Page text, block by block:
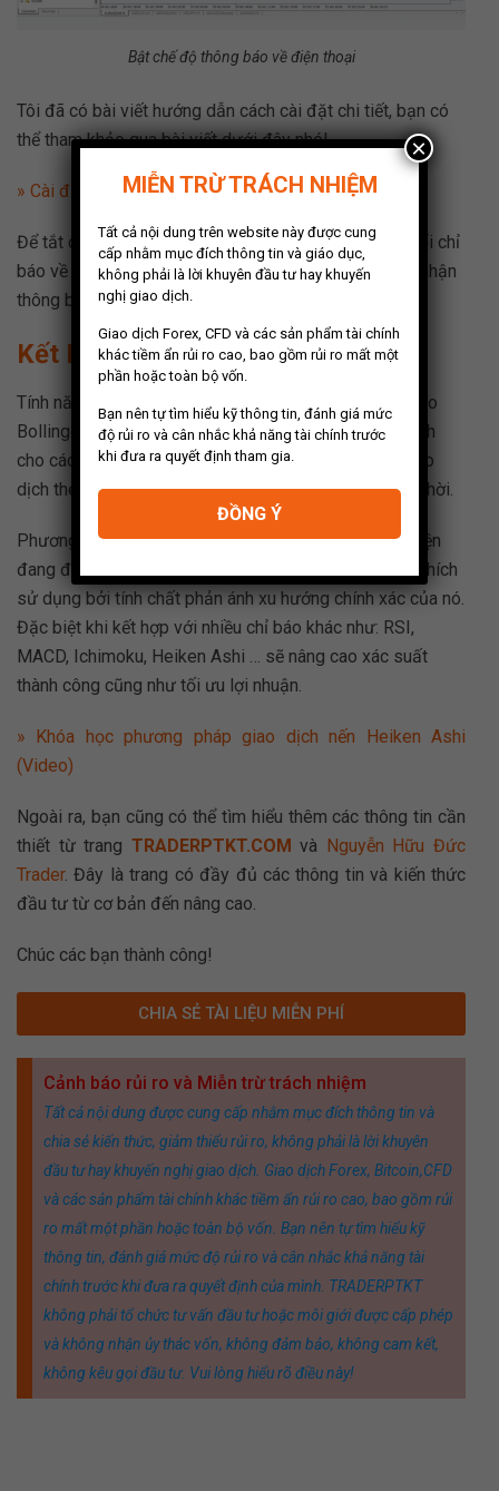
Bật chế độ thông báo về điện thoại
Tôi đã có bài viết hướng dẫn cách cài đặt chi tiết, bạn có
thể tham khảo qua bài viết dưới đây nhé!
» Cài đặt cảnh báo MT4 và MT5 về điện thoại
Để tắt chức năng nhận thông báo, bạn chỉ cần thay đổi chỉ
báo về chế độ mặc định hoặc thay đổi các tính năng nhận
thông báo từTrue sang
Kết Luận
Tính năng nhận thông báo tín hiệu breakout của chỉ báo
Bollinger Bands trên nền tảng MT4-MT5 sẽ rất hữu ích
cho các trader trong việc giao dịch từ đó giúp nhà giao
dịch theo dõi thị trường và đưa ra các quyết định kịp thời.
Phương pháp giao dịch với chỉ báo Bollinger Bandshiện
đang được rất nhiều nhà giao dịch chuyên nghiệp ưa thích
sử dụng bởi tính chất phản ánh xu hướng chính xác của nó.
Đặc biệt khi kết hợp với nhiều chỉ báo khác như: RSI,
MACD, Ichimoku, Heiken Ashi … sẽ nâng cao xác suất
thành công cũng như tối ưu lợi nhuận.
» Khóa học phương pháp giao dịch nến Heiken Ashi
(Video)
Ngoài ra, bạn cũng có thể tìm hiểu thêm các thông tin cần
thiết từ trang TRADERPTKT.COMvà Nguyễn Hữu Đức
Trader. Đây là trang có đầy đủ các thông tin và kiến thức
đầu tư từ cơ bản đến nâng cao.
Chúc các bạn thành công!
CHIA SẺ TÀI LIỆU MIỄN PHÍ
Cảnh báo rủi ro và Miễn trừ trách nhiệm
Tất cả nội dung được cung cấp nhằm mục đích thông tin và
chia sẻ kiến thức, giảm thiểu rủi ro, không phải là lời khuyên
đầu tư hay khuyến nghị giao dịch. Giao dịch Forex, Bitcoin,CFD
và các sản phẩm tài chính khác tiềm ẩn rủi ro cao, bao gồm rủi
ro mất một phần hoặc toàn bộ vốn. Bạn nên tự tìm hiểu kỹ
thông tin, đánh giá mức độ rủi ro và cân nhắc khả năng tài
chính trước khi đưa ra quyết định của mình. TRADERPTKT
không phải tổ chức tư vấn đầu tư hoặc môi giới được cấp phép
và không nhận ủy thác vốn, không đảm bảo, không cam kết,
không kêu gọi đầu tư. Vui lòng hiểu rõ điều này!
MIỄN TRỪ TRÁCH NHIỆM
Tất cả nội dung trên website này được cung
cấp nhằm mục đích thông tin và giáo dục,
không phải là lời khuyên đầu tư hay khuyến
nghị giao dịch.
Giao dịch Forex, CFD và các sản phẩm tài chính
khác tiềm ẩn rủi ro cao, bao gồm rủi ro mất một
phần hoặc toàn bộ vốn.
Bạn nên tự tìm hiểu kỹ thông tin, đánh giá mức
độ rủi ro và cân nhắc khả năng tài chính trước
khi đưa ra quyết định tham gia.
ĐỒNG Ý
×